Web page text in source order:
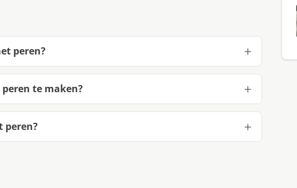
peren?
te maken?
peren?